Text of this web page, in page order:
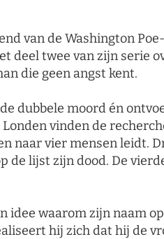
van de Washington Poe-
deel twee van zijn serie
die geen angst kent.
dubbele moord én
vinden de
naar vier mensen leidt.
de lijst zijn dood. De
idee waarom zijn naam
hij zich dat hij de